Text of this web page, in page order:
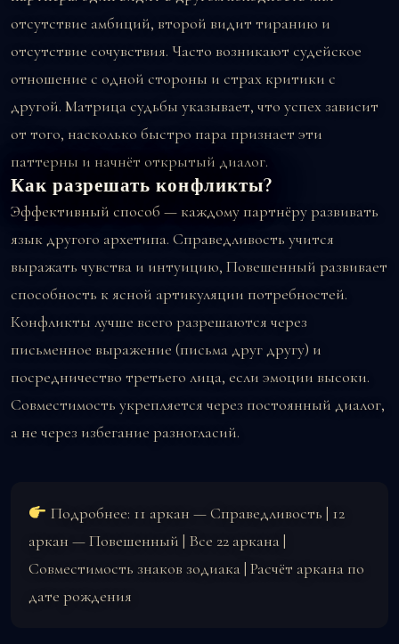
отсутствие амбиций, второй видит тиранию и
отсутствие сочувствия. Часто возникают судейское
отношение с одной стороны и страх критики с
другой. Матрица судьбы указывает, что успех зависит
от того, насколько быстро пара признает эти
паттерны и начнёт открытый диалог.
Как разрешать конфликты?
Эффективный способ — каждому партнёру развивать
язык другого архетипа. Справедливость учится
выражать чувства и интуицию, Повешенный развивает
способность к ясной артикуляции потребностей.
Конфликты лучше всего разрешаются через
письменное выражение (письма друг другу) и
посредничество третьего лица, если эмоции высоки.
Совместимость укрепляется через постоянный диалог,
а не через избегание разногласий.
Подробнее: 11 аркан — Справедливость | 12
аркан — Повешенный | Все 22 аркана|
Совместимость знаков зодиака| Расчёт аркана по
дате рождения